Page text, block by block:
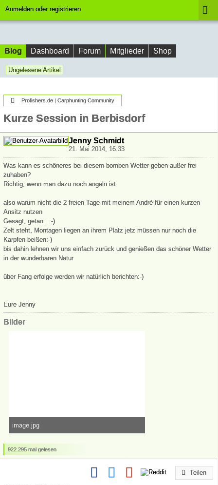
Anmelden oder registrieren
Blog Dashboard Forum Mitglieder Shop
Ungelesene Artikel
Profishers.de | Carphunting Community
Kurze Session in Berbisdorf
Jenny Schmidt
21. Mai 2014, 16:33
Was kann es schöneres bei diesem bomben Wetter geben außer frei
zuhaben?
Richtig, wenn man dazu noch angeln ist
also warum nicht die 2 freien Tage mit meinem Andrè für einen kurzen
Ansitz nutzen
Gesagt, getan...:-)
Zelt steht, Montagen liegen an ihrem Platz jetz müssen nur noch die
Karpfen beißen:-)
bis dahin lehnen wir uns einfach zurück und genießen das schöner Wetter
in der wunderbaren Natur
über Fang erfolge werden wir natürlich berichten:-)
Eure Jenny
Bilder
image.jpg
348,03 kB, 1.280×492, 46.070 mal angesehen
922.295 mal gelesen
Teilen